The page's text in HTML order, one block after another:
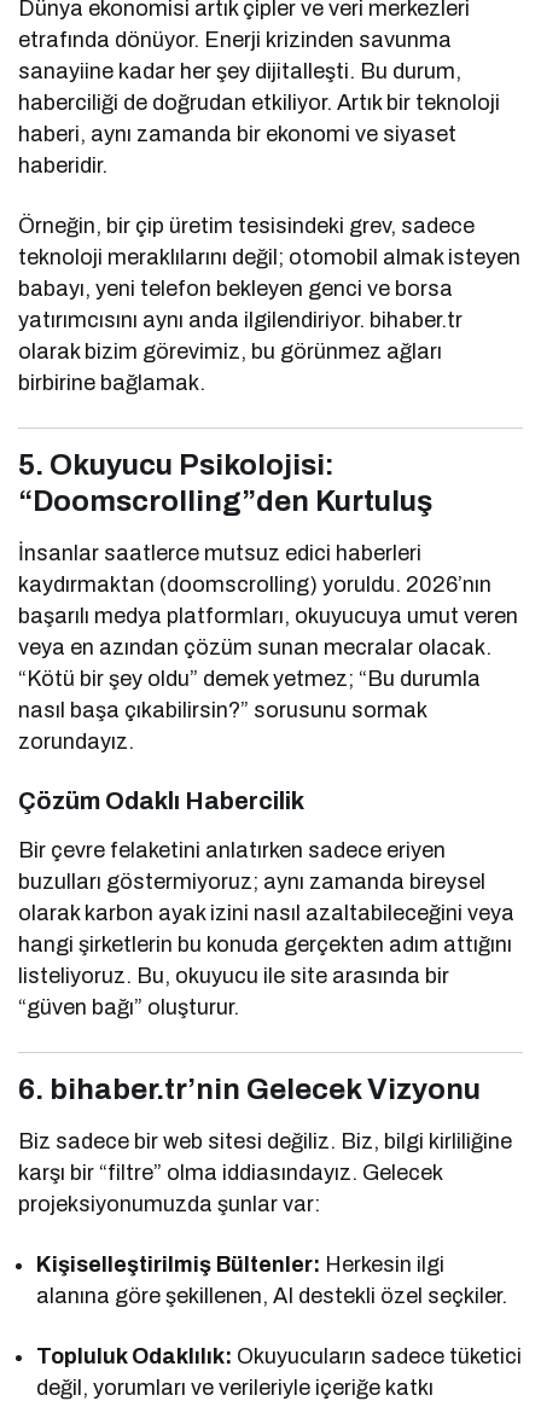
Dünya ekonomisi artık çipler ve veri merkezleri
etrafında dönüyor. Enerji krizinden savunma
sanayiine kadar her şey dijitalleşti. Bu durum,
haberciliği de doğrudan etkiliyor. Artık bir teknoloji
haberi, aynı zamanda bir ekonomi ve siyaset
haberidir.
Örneğin, bir çip üretim tesisindeki grev, sadece
teknoloji meraklılarını değil; otomobil almak isteyen
babayı, yeni telefon bekleyen genci ve borsa
yatırımcısını aynı anda ilgilendiriyor. bihaber.tr
olarak bizim görevimiz, bu görünmez ağları
birbirine bağlamak.
5. Okuyucu Psikolojisi:
“Doomscrolling”den Kurtuluş
İnsanlar saatlerce mutsuz edici haberleri
kaydırmaktan (doomscrolling) yoruldu. 2026’nın
başarılı medya platformları, okuyucuya umut veren
veya en azından çözüm sunan mecralar olacak.
“Kötü bir şey oldu” demek yetmez; “Bu durumla
nasıl başa çıkabilirsin?” sorusunu sormak
zorundayız.
Çözüm Odaklı Habercilik
Bir çevre felaketini anlatırken sadece eriyen
buzulları göstermiyoruz; aynı zamanda bireysel
olarak karbon ayak izini nasıl azaltabileceğini veya
hangi şirketlerin bu konuda gerçekten adım attığını
listeliyoruz. Bu, okuyucu ile site arasında bir
“güven bağı” oluşturur.
6. bihaber.tr’nin Gelecek Vizyonu
Biz sadece bir web sitesi değiliz. Biz, bilgi kirliliğine
karşı bir “filtre” olma iddiasındayız. Gelecek
projeksiyonumuzda şunlar var:
Kişiselleştirilmiş Bültenler: Herkesin ilgi
alanına göre şekillenen, AI destekli özel seçkiler.
Topluluk Odaklılık: Okuyucuların sadece tüketici
değil, yorumları ve verileriyle içeriğe katkı